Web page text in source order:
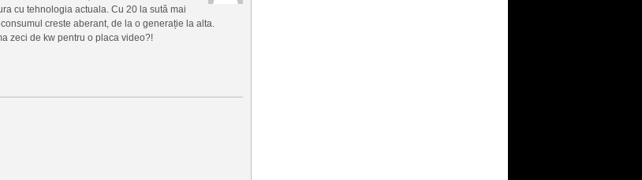
cu tehnologia actuala. Cu 20 la sută mai
creste aberant, de la o generație la alta.
zeci de kw pentru o placa video?!